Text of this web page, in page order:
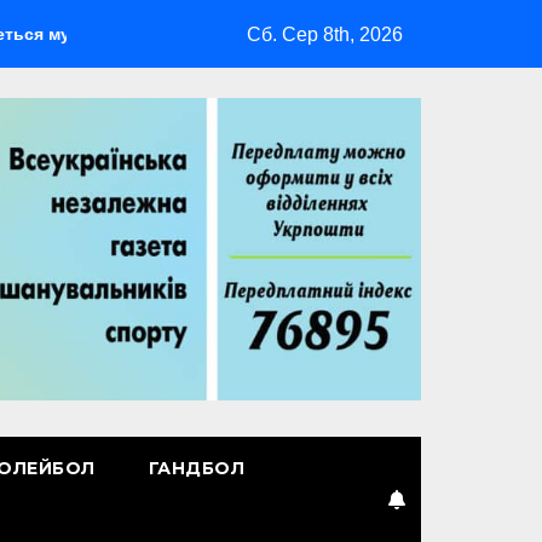
табір ГАРТ 2026 – як долучитися ветеранам
Сб. Сер 8th, 2026
ГАНДБОЛ